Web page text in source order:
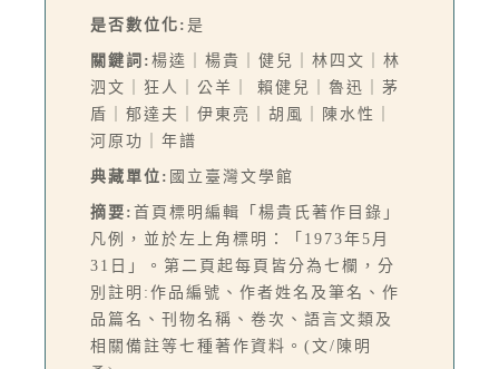
是否數位化: 是
關鍵詞: 楊逵｜楊貴｜健兒｜林四文｜林
泗文｜狂人｜公羊｜ 賴健兒｜魯迅｜茅
盾｜郁達夫｜伊東亮｜胡風｜陳水性｜
河原功｜年譜
典藏單位: 國立臺灣文學館
摘要: 首頁標明編輯「楊貴氏著作目錄」
凡例，並於左上角標明：「1973年5月
31日」。第二頁起每頁皆分為七欄，分
別註明:作品編號、作者姓名及筆名、作
品篇名、刊物名稱、卷次、語言文類及
相關備註等七種著作資料。(文/陳明